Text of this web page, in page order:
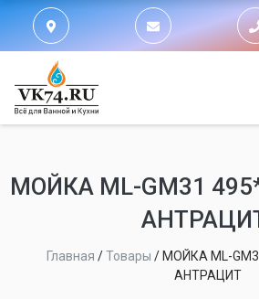
МОЙКА ML-GM31
Главная /Товары / МОЙКА ML-
АНТРАЦИТ